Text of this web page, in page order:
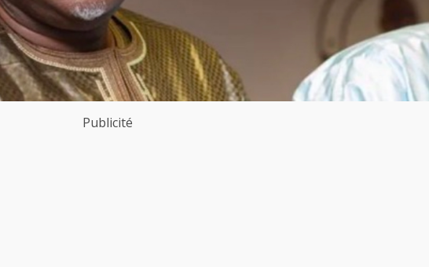
Publicité